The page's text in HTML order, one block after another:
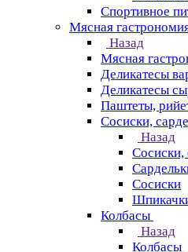
Спортивное
Мясная
Назад
Мясная
Деликатесы
Деликатесы
Паштеты,
Сосиски,
Назад
Сосиски,
Сосиски
Колбасы
Назад
Колбасы